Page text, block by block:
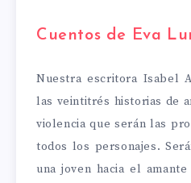
Cuentos de Eva
Nuestra escritora Isabel
las veintitrés historias de
violencia que serán las
todos los personajes.
una joven hacia el